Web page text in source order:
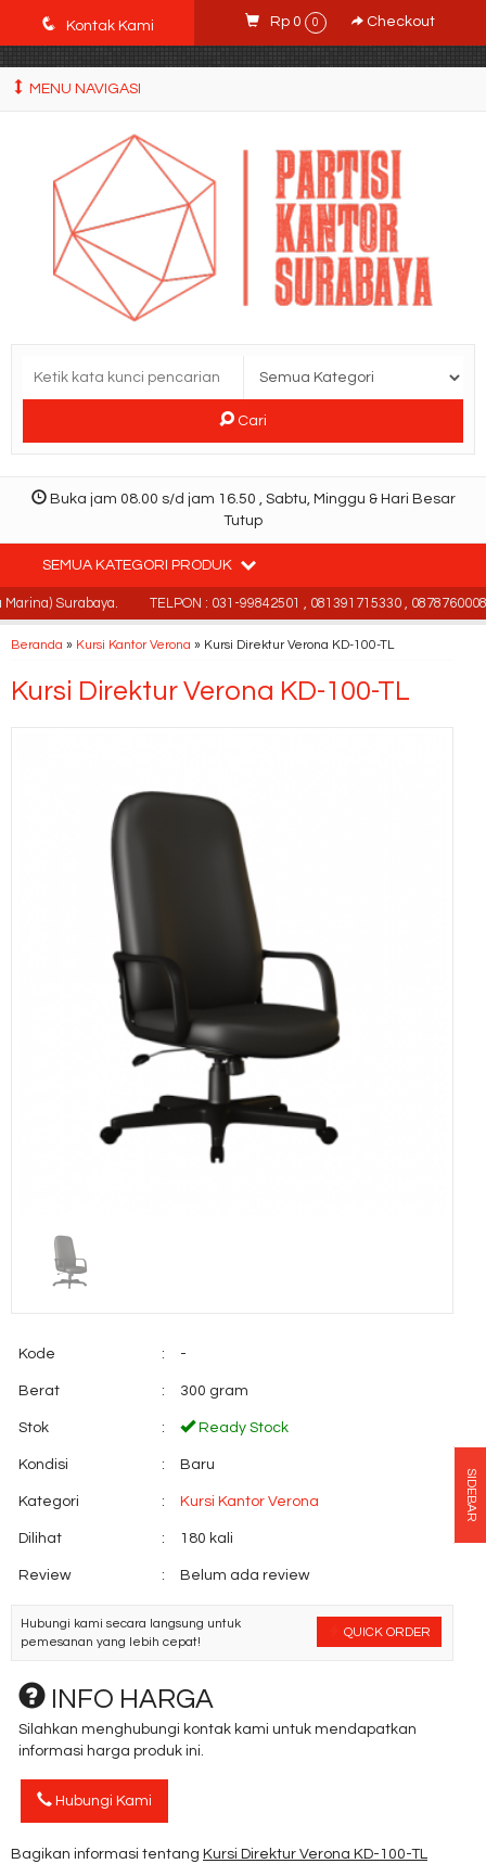
POWgW_CidIRh4HWyBRJVVZyqc0CP9mpkA8eE65rpyX0" />
q Kontak Kami Rp 0 0 Checkout
MENU NAVIGASI
Cari
Buka jam 08.00 s/d jam 16.50 , Sabtu, Minggu & Hari Besar
Tutup
SEMUA KATEGORI PRODUK
Surabaya. TELPON : 031-99842501 , 081391715330 ,
Beranda » Kursi Kantor Verona » Kursi Direktur Verona KD-100-TL
Kursi Direktur Verona KD-100-TL
Kode : -
Berat : 300 gram
Stok : Ready Stock
Kondisi : Baru
Kategori : Kursi Kantor Verona
Dilihat : 180 kali
Review : Belum ada review
QUICK ORDER
Hubungi kami secara langsung untuk
pemesanan yang lebih cepat!
INFO HARGA
Silahkan menghubungi kontak kami untuk mendapatkan
informasi harga produk ini.
Hubungi Kami
Bagikan informasi tentang Kursi Direktur Verona KD-100-TL
SIDEBAR